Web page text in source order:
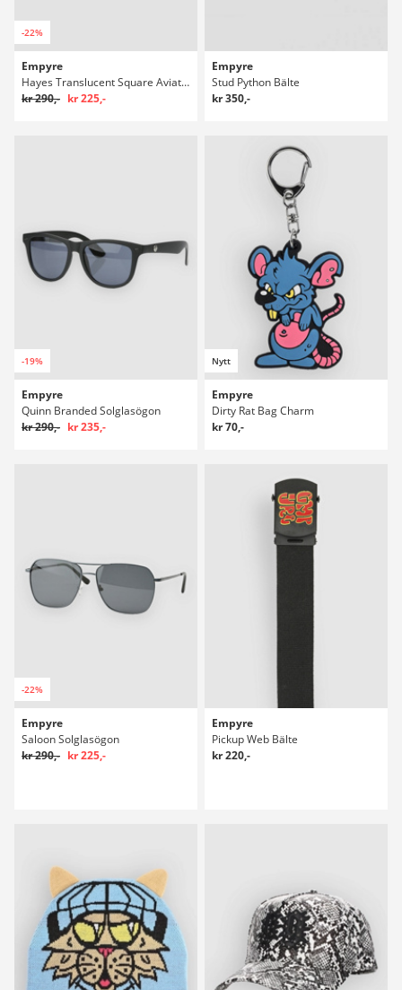
-22%
Empyre
Hayes Translucent Square Aviator Solglasögon
kr 290,- kr 225,-
Empyre
Stud Python Bälte
kr 350,-
-19%
Empyre
Quinn Branded Solglasögon
kr 290,- kr 235,-
Nytt
Empyre
Dirty Rat Bag Charm
kr 70,-
-22%
Empyre
Saloon Solglasögon
kr 290,- kr 225,-
Empyre
Pickup Web Bälte
kr 220,-